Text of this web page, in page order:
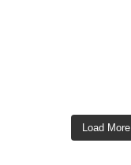
Load More